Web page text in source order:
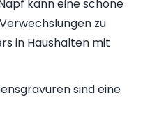
kann eine schöne
zu
in Haushalten mit
sind eine